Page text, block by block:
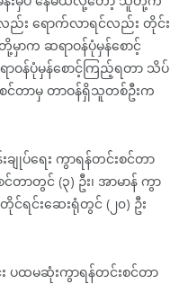
ည်း ရောက်လာရင်လည်း တိုင်း
ာက ဆရာဝန်ပုံမှန်စောင့်
ဝန်ပုံမှန်စောင့်ကြည့်ရတာ သိပ်
င်တာမှ တာဝန်ရှိသူတစ်ဦးက
ျုပ်ရေး ကွာရန်တင်းစင်တာ
တာတွင် (၃) ဦး၊ အာမာန် ကွာ
င်ရင်းဆေးရုံတွင် (၂၀) ဦး
ထမဆုံးကွာရန်တင်းစင်တာ